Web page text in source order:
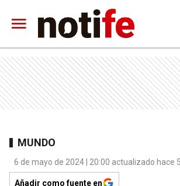
MUNDO
6 de mayo de 2024 | 20:00 actualizado hace
Añadir como fuente en